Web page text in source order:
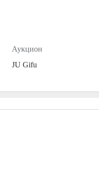
Аукцион
JU Gifu